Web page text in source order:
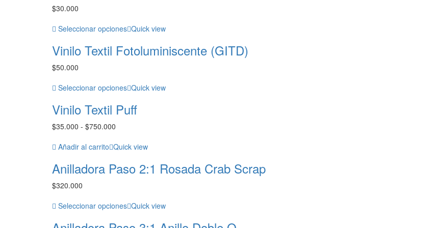
$30.000
Seleccionar opciones Quick view
Vinilo Textil Fotoluminiscente (GITD)
$50.000
Seleccionar opciones Quick view
Vinilo Textil Puff
$35.000 - $750.000
precios:
$35.000
hasta
Añadir al carrito Quick view
Anilladora Paso 2:1 Rosada Crab Scrap
$320.000
Seleccionar opciones Quick view